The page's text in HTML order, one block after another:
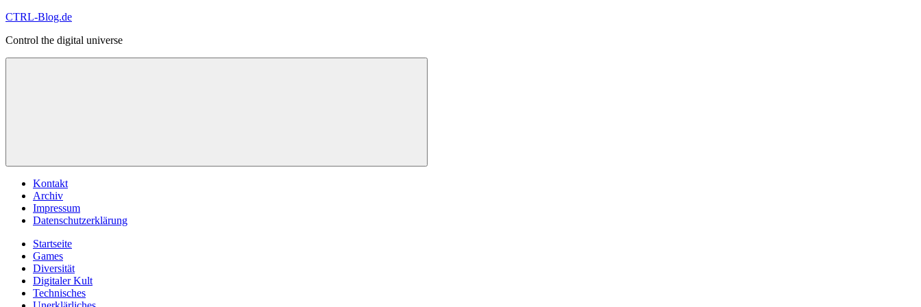
Zum
springen
CTRL-Blog.de
Control the digital universe
Menü
Kontakt
Archiv
Impressum
Datenschutzerklärung
Startseite
Games
Diversität
Digitaler Kult
Technisches